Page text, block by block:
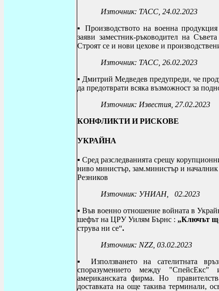
Източник: ТАСС, 24.02.2023
▪ Производството на военна
заяви заместник-ръководител на
Строят се и нови цехове и
Източник: ТАСС, 26.02.2023
▪ Дмитрий Медведев предупреди, че
да предотврати всяка възможност за
Източник: Известия, 27.02.2023
КОНФЛИКТИ И РИСКОВЕ
УКРАЙНА
▪ Сред разследванията срещу
ниво министър, зам.министър и
Резников
Източник: УНИАН, 02.2023
▪ Във военно отношение войната в
шефът на ЦРУ Уилям Бърнс : „Ключът
струва ни се“.
Източник: NZZ, 03.02.2023
▪ Използването на сателитната
споразумението между "СпейсЕкс"
американската фирма. Но
доставката на още такива терминали,